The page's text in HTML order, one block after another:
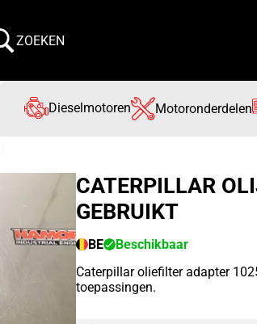
ZOEKEN
Dieselmotoren Motoronderdelen
CATERPILLAR
GEBRUIKT
BE
Beschikbaar
Caterpillar oliefilter adapter
toepassingen.